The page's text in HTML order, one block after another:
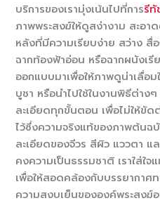
บริการของเรามุ่งเน้นไปที่การรีทั
ภาพพระสงฆ์ให้ดูสง่างาม สะอา
หลังที่มีความเรียบง่าย สว่าง สื่
ฉากท้องฟ้าอ่อน หรือฉากผนังเ
ออกแบบมาเพื่อให้ภาพดูน่าเลื่อ
บูชา หรือนำไปใช้ในงานพิธีต่าง
ละเอียดทุกขั้นตอน เพื่อไม่ให้ขั
ไว้ซึ่งความจริงแท้ของภาพต้นฉ
ละเอียดของจีวร สีผิว แววตา แ
คงความเป็นธรรมชาติ เราใส่ใ
เพื่อให้สอดคล้องกับบรรยากา
ความสงบเย็นขององค์พระสงฆ์